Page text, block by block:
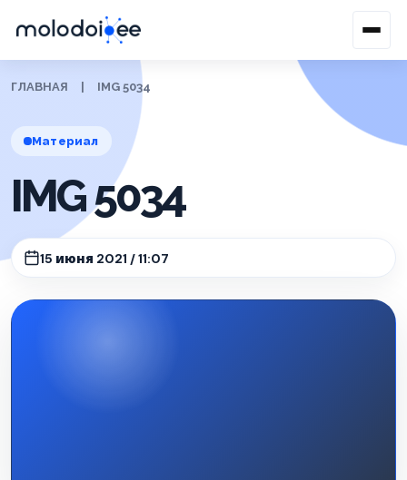
ГЛАВНАЯ IMG 5034
Материал
IMG 5034
15 июня 2021 / 11:07